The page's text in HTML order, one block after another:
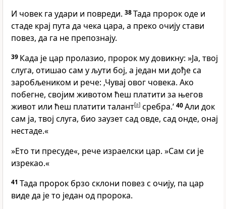
И човек га удари и повреди. 38Тада пророк оде и
стаде крај пута да чека цара, а преко очију стави
повез, да га не препознају.
39 Када је цар пролазио, пророк му довикну: »Ја, твој
слуга, отишао сам у љути бој, а један ми дође са
заробљеником и рече: ‚Чувај овог човека. Ако
побегне, својим животом ћеш платити за његов
живот или ћеш платити талант[a] сребра.‘ 40Али док
сам ја, твој слуга, био заузет сад овде, сад онде, онај
нестаде.«
»Ето ти пресуде«, рече израелски цар. »Сам си је
изрекао.«
41 Тада пророк брзо склони повез с очију, па цар
виде да је то један од пророка.